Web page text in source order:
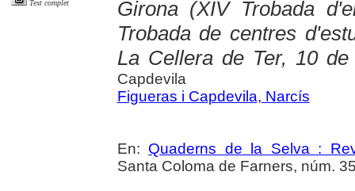
Text complet
Girona (XIV Trobada
Trobada de centres
La Cellera de Ter, 10
Capdevila
Figueras i Capdevila, Narcís
En: Quaderns de la Selva :
Santa Coloma de Farners, núm.